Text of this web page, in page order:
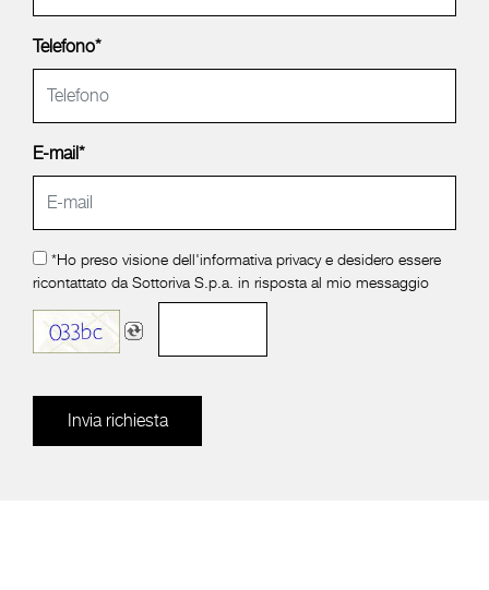
Telefono*
E-mail*
*Ho preso visione dell'informativa privacye desidero essere
ricontattato da Sottoriva S.p.a. in risposta al mio messaggio
Invia richiesta